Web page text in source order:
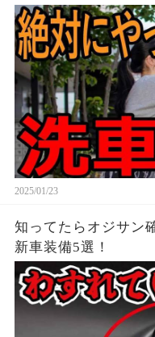
2025/01/23
知ってたらオジサン
新車装備5選！